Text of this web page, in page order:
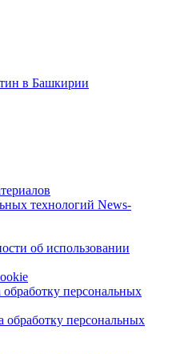
в Башкирии
технологий News-
об использовании
обработку персональных
обработку персональных